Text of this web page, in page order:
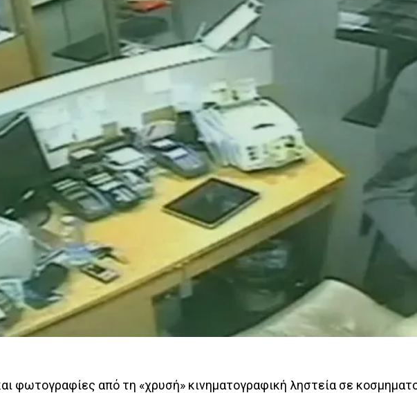
φωτογραφίες από τη «χρυσή» κινηματογραφική ληστεία σε